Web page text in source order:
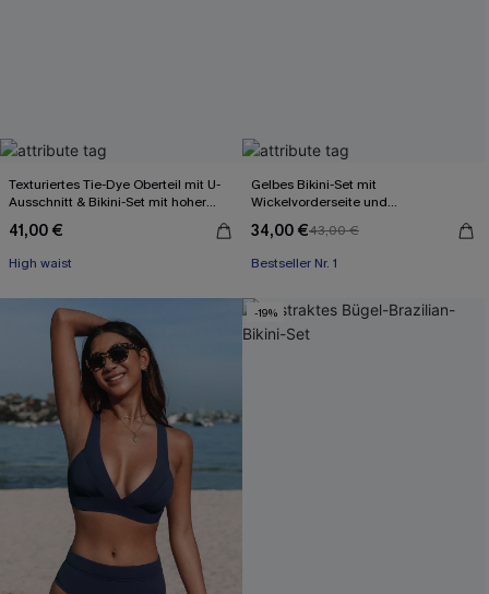
Texturiertes Tie-Dye Oberteil mit U-
Ausschnitt & Bikini-Set mit hoher
41,00 €
High waist
Gelbes Bikini-Set mit
Wickelvorderseite und
34,00 €43,00 €
Bestseller Nr. 1
-19%